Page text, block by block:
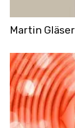
Martin Gläser